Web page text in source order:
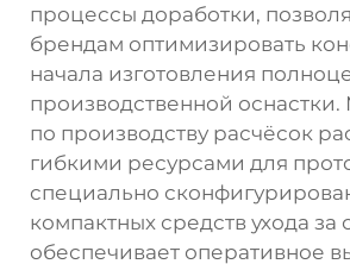
процессы доработки,
брендам оптимизировать
начала изготовления
производственной
по производству расчёсок
гибкими ресурсами для
специально
компактных средств ухода за
обеспечивает оперативное